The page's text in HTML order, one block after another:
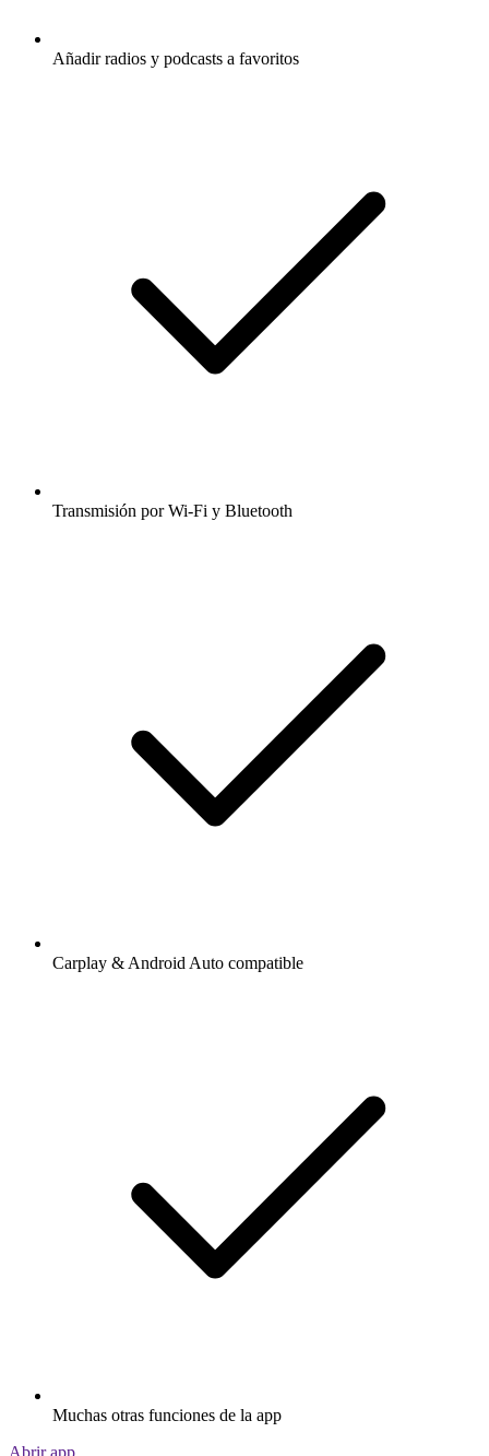
Añadir radios y podcasts a favoritos
Transmisión por Wi-Fi y Bluetooth
Carplay & Android Auto compatible
Muchas otras funciones de la app